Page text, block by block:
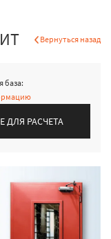
Вернуться назад
база:
ДЛЯ РАСЧЕТА